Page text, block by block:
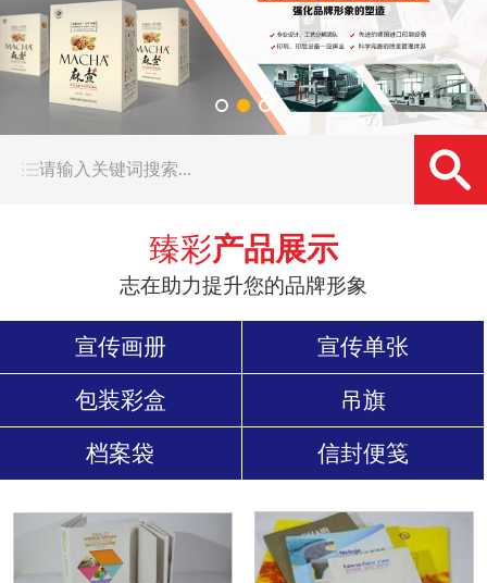
臻彩产品展示
志在助力提升您的品牌形象
宣传画册 宣传单张
包装彩盒 吊旗
档案袋 信封便笺